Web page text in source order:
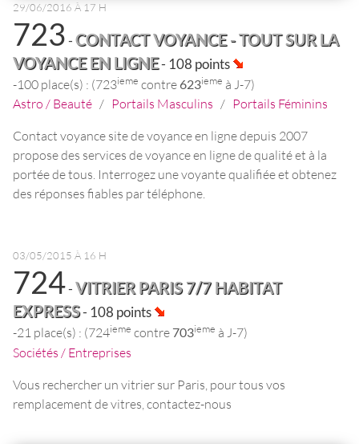
29/06/2016 À 17 H
723-CONTACT VOYANCE - TOUT SUR LA
VOYANCE EN LIGNE- 108 points
-100 place(s) : (723ieme contre 623ieme à J-7)
Astro / Beauté / Portails Masculins / Portails Féminins
Contact voyance site de voyance en ligne depuis 2007
propose des services de voyance en ligne de qualité et à la
portée de tous. Interrogez une voyante qualifiée et obtenez
des réponses fiables par téléphone.
03/05/2015 À 16 H
724-VITRIER PARIS 7/7 HABITAT
EXPRESS- 108 points
-21 place(s) : (724ieme contre 703ieme à J-7)
Sociétés / Entreprises
Vous rechercher un vitrier sur Paris, pour tous vos
remplacement de vitres, contactez-nous